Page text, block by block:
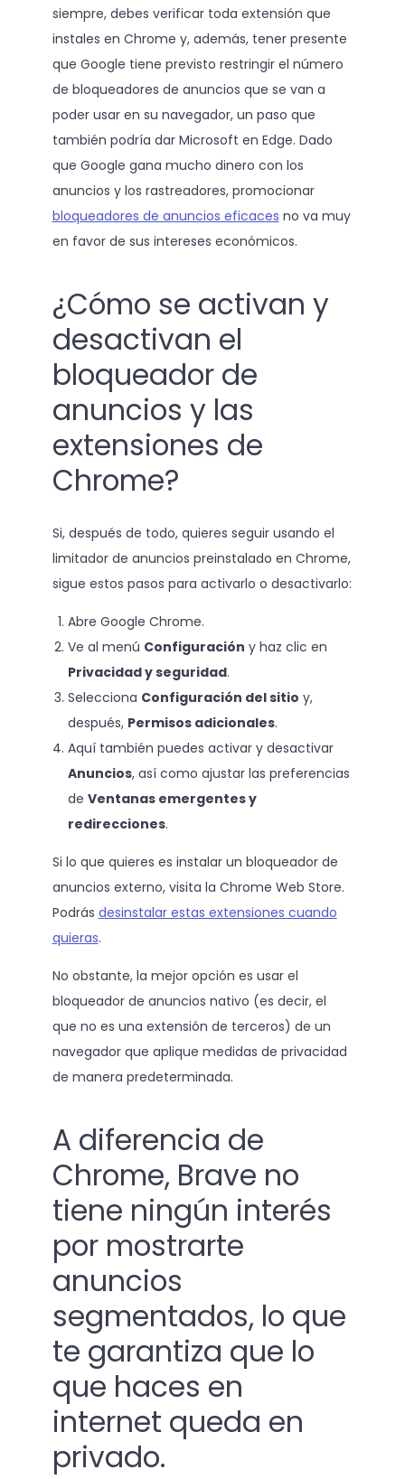
siempre, debes verificar toda extensión que
instales en Chrome y, además, tener presente
que Google tiene previsto restringir el número
de bloqueadores de anuncios que se van a
poder usar en su navegador, un paso que
también podría dar Microsoft en Edge. Dado
que Google gana mucho dinero con los
anuncios y los rastreadores, promocionar
bloqueadores de anuncios eficaces no va muy
en favor de sus intereses económicos.
¿Cómo se activan y
desactivan el
bloqueador de
anuncios y las
extensiones de
Chrome?
Si, después de todo, quieres seguir usando el
limitador de anuncios preinstalado en Chrome,
sigue estos pasos para activarlo o desactivarlo:
Abre Google Chrome.
Ve al menú Configuración y haz clic en
Privacidad y seguridad.
Selecciona Configuración del sitio y,
después, Permisos adicionales.
Aquí también puedes activar y desactivar
Anuncios, así como ajustar las preferencias
de Ventanas emergentes y
redirecciones.
Si lo que quieres es instalar un bloqueador de
anuncios externo, visita la Chrome Web Store.
Podrás desinstalar estas extensiones cuando
quieras.
No obstante, la mejor opción es usar el
bloqueador de anuncios nativo (es decir, el
que no es una extensión de terceros) de un
navegador que aplique medidas de privacidad
de manera predeterminada.
A diferencia de
Chrome, Brave no
tiene ningún interés
por mostrarte
anuncios
segmentados, lo que
te garantiza que lo
que haces en
internet queda en
privado.